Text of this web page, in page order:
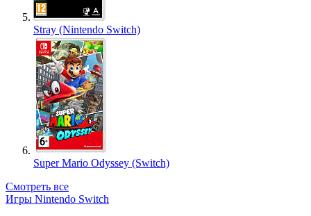
Stray (Nintendo Switch)
Super Mario Odyssey (Switch)
Смотреть все
Игры Nintendo Switch